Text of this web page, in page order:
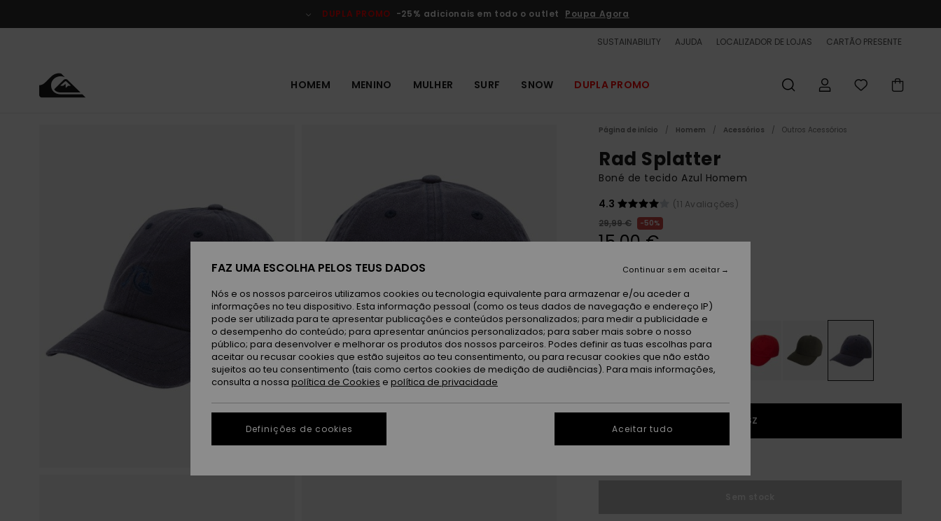
do
DUPLA PROMO -25% adicionais em todo o outlet Poupa Agora
SUSTAINABILITY AJUDA LOCALIZADOR DE LOJAS CARTÃO PRESENTE
HOMEM MENINO MULHER SURF SNOW DUPLA PROMO
Página de início Homem Acessórios Outros Acessórios
Rad Splatter
Boné de tecido Azul Homem
4.3
(11 Avaliações)
29,99 €
50%
15,00 €
CorInsignia Blue
1SZ
FAZ UMA ESCOLHA PELOS TEUS DADOS
Nós e os nossos parceiros utilizamos cookies ou tecnologia equivalente para armazenar e/ou aceder a
informações no teu dispositivo. Esta informação pessoal (como os teus dados de navegação e endereço IP)
pode ser utilizada para te apresentar publicações e conteúdos personalizados; para medir a publicidade e
o desempenho do conteúdo; para apresentar anúncios personalizados; para saber mais sobre o nosso
público; para desenvolver e melhorar os produtos dos nossos parceiros. Podes definir as tuas escolhas para
aceitar ou recusar cookies que estão sujeitos ao teu consentimento, ou para recusar cookies que não estão
sujeitos ao teu consentimento (tais como certos cookies de medição de audiências). Para mais informações,
consulta a nossa política de Cookies e política de privacidade
Definições de cookies
Continuar sem aceitar
Aceitar tudo